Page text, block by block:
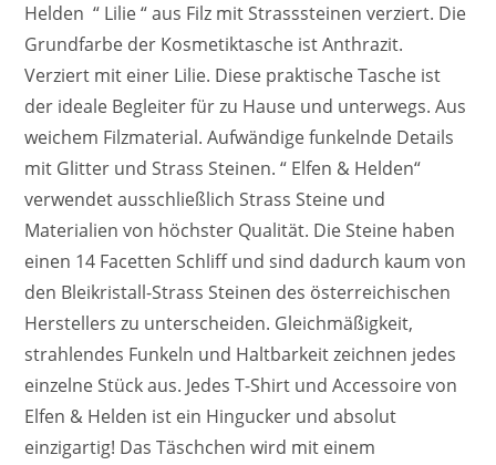
Helden “ Lilie “ aus Filz mit Strasssteinen verziert. Die
Grundfarbe der Kosmetiktasche ist Anthrazit.
Verziert mit einer Lilie. Diese praktische Tasche ist
der ideale Begleiter für zu Hause und unterwegs. Aus
weichem Filzmaterial. Aufwändige funkelnde Details
mit Glitter und Strass Steinen. “ Elfen & Helden“
verwendet ausschließlich Strass Steine und
Materialien von höchster Qualität. Die Steine haben
einen 14 Facetten Schliff und sind dadurch kaum von
den Bleikristall-Strass Steinen des österreichischen
Herstellers zu unterscheiden. Gleichmäßigkeit,
strahlendes Funkeln und Haltbarkeit zeichnen jedes
einzelne Stück aus. Jedes T-Shirt und Accessoire von
Elfen & Helden ist ein Hingucker und absolut
einzigartig! Das Täschchen wird mit einem